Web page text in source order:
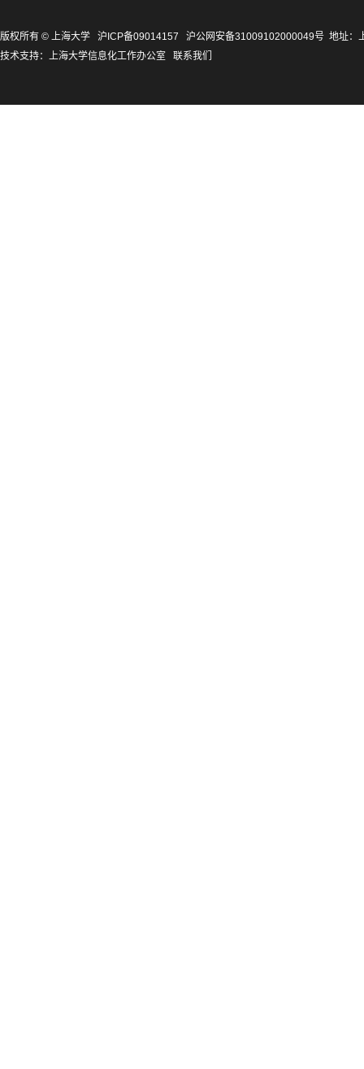
版权所有 © 上海大学 沪ICP备09014157 沪公网安备31009102000049号 地址：
技术支持： 上海大学信息化工作办公室 联系我们